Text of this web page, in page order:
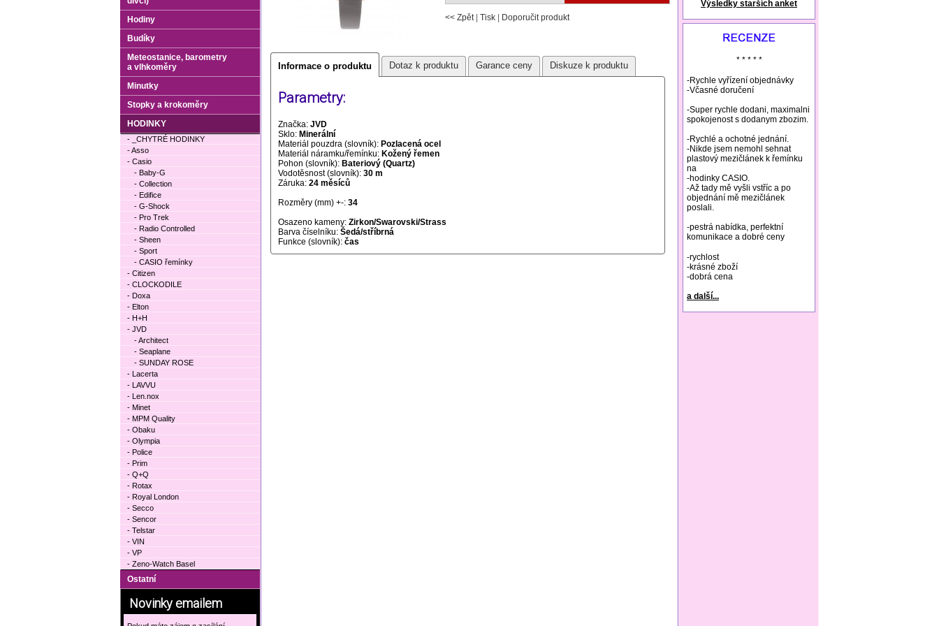
<< Zpět| Tisk Doporučit produkt
Informace o produktu Dotaz k produktu Garance ceny Diskuze k produktu
Parametry:
Značka: JVD
Sklo: Minerální
Materiál pouzdra (slovník): Pozlacená ocel
Materiál náramku/řemínku: Kožený řemen
Pohon (slovník): Bateriový (Quartz)
Vodotěsnost (slovník): 30 m
Záruka: 24 měsíců
Rozměry (mm) +-: 34
Osazeno kameny: Zirkon/Swarovski/Strass
Barva číselníku: Šedá/stříbrná
Funkce (slovník): čas
natural remedies rosacea
Výsledky starších anket
* * * * *
-Rychle vyřízení objednávky
-Včasné doručení
-Super rychle dodani, maximalni
spokojenost s dodanym zbozim.
-Rychlé a ochotné jednání.
-Nikde jsem nemohl sehnat
plastový mezičlánek k řemínku
na
-hodinky CASIO.
-Až tady mě vyšli vstříc a po
objednání mě mezičlánek
poslali.
-pestrá nabídka, perfektní
komunikace a dobré ceny
-rychlost
-krásné zboží
-dobrá cena
a další...
Hodiny
Budíky
Meteostanice, barometry
a vlhkoměry
Minutky
Stopky a krokoměry
HODINKY
- _CHYTRÉ HODINKY
- Asso
- Casio
- Baby-G
- Collection
- Edifice
- G-Shock
- Pro Trek
- Radio Controlled
- Sheen
- Sport
- CASIO řemínky
- Citizen
- CLOCKODILE
- Doxa
- Elton
- H+H
- JVD
- Architect
- Seaplane
- SUNDAY ROSE
- Lacerta
- LAVVU
- Len.nox
- Minet
- MPM Quality
- Obaku
- Olympia
- Police
- Prim
- Q+Q
- Rotax
- Royal London
- Secco
- Sencor
- Telstar
- VIN
- VP
- Zeno-Watch Basel
Ostatní
Novinky emailem